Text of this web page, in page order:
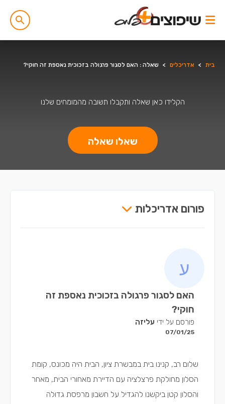
בית > אדריכלים > שאלה : האם לסגור פרגולה בזכוכית נאספת זה חוקי?
הקלידו כאן שאלה ותקבלו תשובה מהמומחים שלנו
שאלו שאלה
פורום אדריכלות
האם לסגור פרגולה בזכוכית נאספת זה
חוקי?
פורסם על ידי עליזה
07/01/25
שלום רב, קנינו בית במבשרת ציון, הבית היה מכונס, קומת
הסלון מחולקת פרצלציה עם הדיירת מאחורי הבית, מאחר
והסלון קטן ביקשנו להגדיל על חשבון מרפסת גדולה